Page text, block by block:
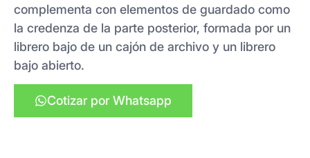
complementa con elementos de guardado como
la credenza de la parte posterior, formada por un
librero bajo de un cajón de archivo y un librero
bajo abierto.
Cotizar por Whatsapp